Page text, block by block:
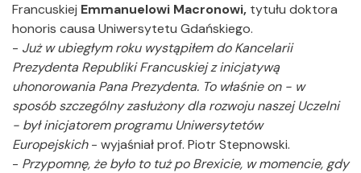
Francuskiej Emmanuelowi Macronowi, tytułu doktora
honoris causa Uniwersytetu Gdańskiego.
- Już w ubiegłym roku wystąpiłem do Kancelarii
Prezydenta Republiki Francuskiej z inicjatywą
uhonorowania Pana Prezydenta. To właśnie on - w
sposób szczególny zasłużony dla rozwoju naszej Uczelni
- był inicjatorem programu Uniwersytetów
Europejskich- wyjaśniał prof. Piotr Stepnowski.
- Przypomnę, że było to tuż po Brexicie, w momencie, gdy